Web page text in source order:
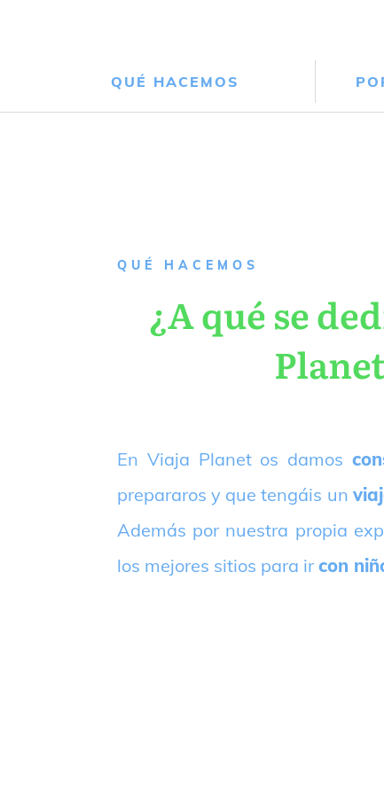
QUÉ HACEMOS
QUÉ HACEMOS
¿A qué se
En Viaja Planet os damos
prepararos y que tengáis un
Además por nuestra propia
los mejores sitios para ir con